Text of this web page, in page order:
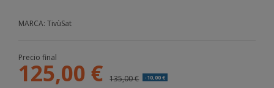
MARCA: TivùSat
Precio final
125,00 € 135,00 € -10,00 €